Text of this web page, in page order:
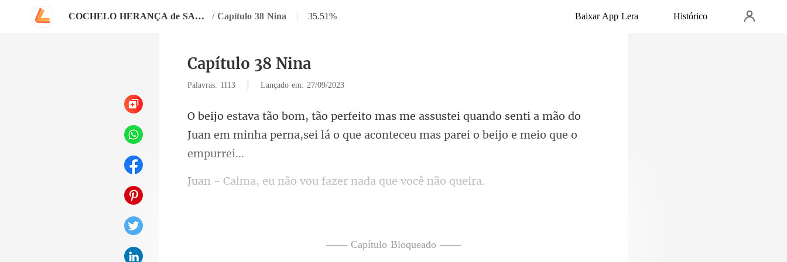
COCHELO HERANÇA de SANGUE / Capítulo 38 Nina | 35.51% Baixar App Lera Histórico
Capítulo 38 Nina
Palavras: 1113 | Lançado em: 27/09/2023
quando senti a mão do
Juan em minha perna,sei lá o qu
ão vou fazer nada
—— Capítulo Bloqueado ——